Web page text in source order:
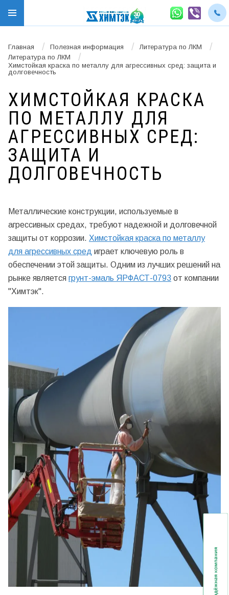
Главная / Полезная информация / Литература по ЛКМ /
Литература по ЛКМ /
Химстойкая краска по металлу для агрессивных сред: защита и
долговечность
ХИМСТОЙКАЯ КРАСКА
ПО МЕТАЛЛУ ДЛЯ
АГРЕССИВНЫХ СРЕД:
ЗАЩИТА И
ДОЛГОВЕЧНОСТЬ
Металлические конструкции, используемые в
агрессивных средах, требуют надежной и долговечной
защиты от коррозии. Химстойкая краска по металлу
для агрессивных сред играет ключевую роль в
обеспечении этой защиты. Одним из лучших решений на
рынке является грунт-эмаль ЯРФАСТ-0793 от компании
"Химтэк".